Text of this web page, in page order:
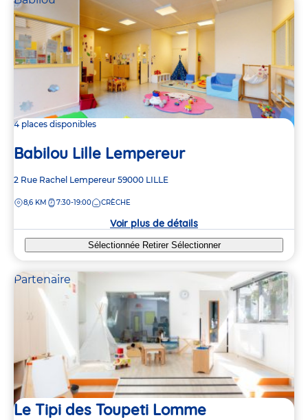
4 places disponibles
Babilou Lille Lempereur
Adresse
la
2 Rue Rachel Lempereur 59000 LILLE
DISTANCE
8,6 KM 7:30-19:00 CRÈCHE
Voir plus de détails
Sélectionnée Retirer Sélectionner
Partenaire
Le Tipi des Toupeti Lomme